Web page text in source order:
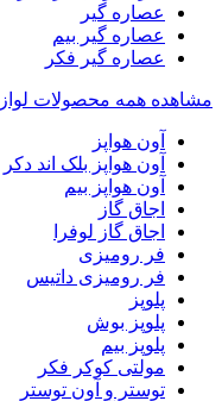
عصاره گیر
عصاره گیر بیم
عصاره گیر فکر
مشاهده همه محصولات
آون هواپز
آون هواپز بلک اند دکر
آون هواپز بیم
اجاق گاز
اجاق گاز لوفرا
فر رومیزی
فر رومیزی داتیس
پلوپز
پلوپز بوش
پلوپز بیم
مولتی کوکر فکر
توستر و آون توستر